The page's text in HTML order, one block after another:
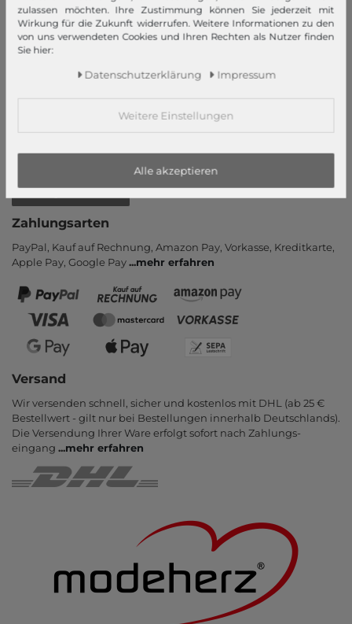
Neukunde?
Informationen
Vertrag widerrufen
Zahlungsarten
PayPal, Kauf auf Rechnung, Amazon Pay, Vor­kasse, Kredit­karte,
Apple Pay, Google Pay...mehr erfahren
Versand
Wir versenden schnell, sicher und kostenlos mit DHL (ab 25 €
Bestell­wert - gilt nur bei Bestel­lungen inner­halb Deutsch­lands).
Die Ver­sendung Ihrer Ware er­folgt sofort nach Zahlungs­
eingang ...mehr erfahren
zulassen möchten. Ihre Zustimmung können Sie jederzeit mit
Wirkung für die Zukunft widerrufen. Weitere Informationen zu den
von uns verwendeten Cookies und Ihren Rechten als Nutzer finden
Sie hier:
Daten­schutz­erklärung Impressum
Weitere Einstellungen
Alle akzeptieren